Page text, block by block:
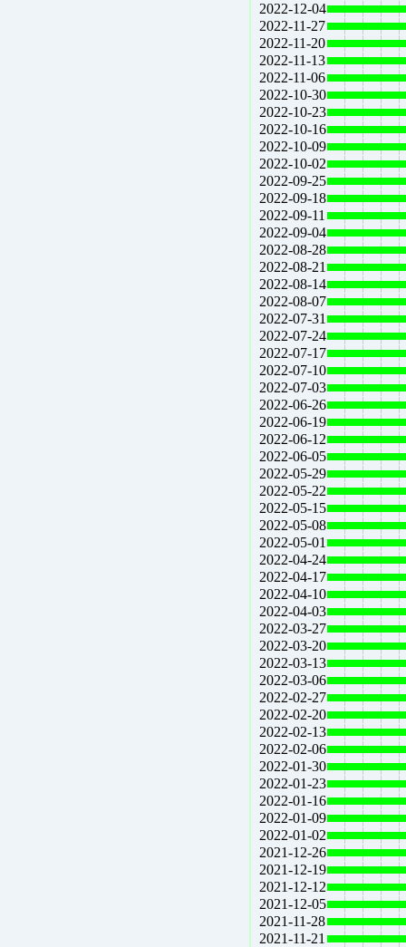
2022-12-04
2022-11-27
2022-11-20
2022-11-13
2022-11-06
2022-10-30
2022-10-23
2022-10-16
2022-10-09
2022-10-02
2022-09-25
2022-09-18
2022-09-11
2022-09-04
2022-08-28
2022-08-21
2022-08-14
2022-08-07
2022-07-31
2022-07-24
2022-07-17
2022-07-10
2022-07-03
2022-06-26
2022-06-19
2022-06-12
2022-06-05
2022-05-29
2022-05-22
2022-05-15
2022-05-08
2022-05-01
2022-04-24
2022-04-17
2022-04-10
2022-04-03
2022-03-27
2022-03-20
2022-03-13
2022-03-06
2022-02-27
2022-02-20
2022-02-13
2022-02-06
2022-01-30
2022-01-23
2022-01-16
2022-01-09
2022-01-02
2021-12-26
2021-12-19
2021-12-12
2021-12-05
2021-11-28
2021-11-21